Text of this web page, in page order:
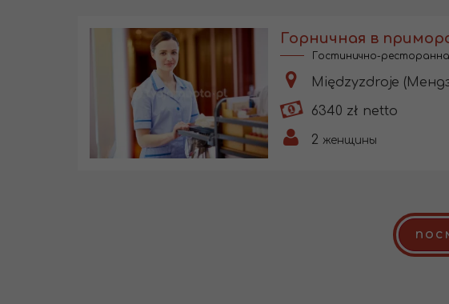
Гостинично-
Międzyzdroje
6340 zł netto
2 женщины